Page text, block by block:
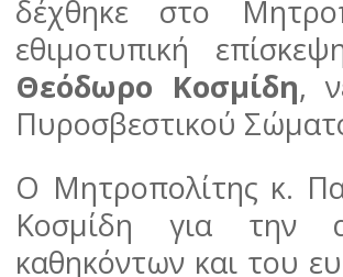
δέχθηκε στο
εθιμοτυπική
Θεόδωρο Κοσμίδη,
Πυροσβεστικού
Ο Μητροπολίτης κ.
Κοσμίδη για την
καθηκόντων και του